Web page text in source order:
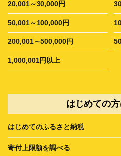
20,001～30,000円
50,001～100,000円
200,001～500,000円
1,000,001円以上
はじめての
はじめてのふるさと納税
寄付上限額を調べる